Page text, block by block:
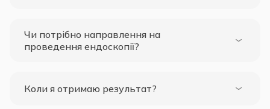
Чи потрібно направлення на
проведення ендоскопії?
Коли я отримаю результат?